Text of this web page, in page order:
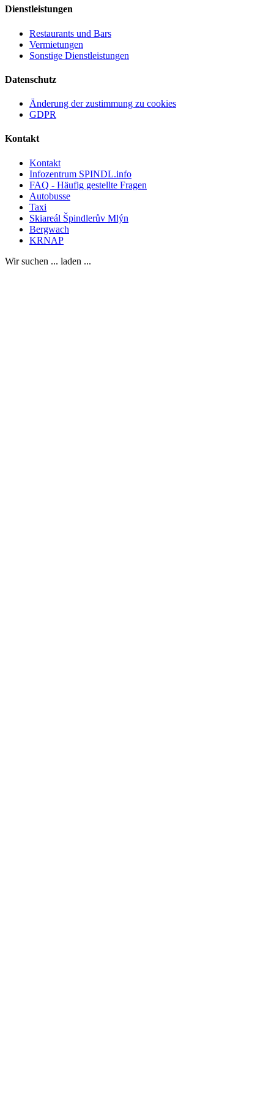
Dienstleistungen
Restaurants und Bars
Vermietungen
Sonstige Dienstleistungen
Datenschutz
Änderung der zustimmung zu cookies
GDPR
Kontakt
Kontakt
Infozentrum SPINDL.info
FAQ - Häufig gestellte Fragen
Autobusse
Taxi
Skiareál Špindlerův Mlýn
Bergwach
KRNAP
Wir suchen ... laden ...